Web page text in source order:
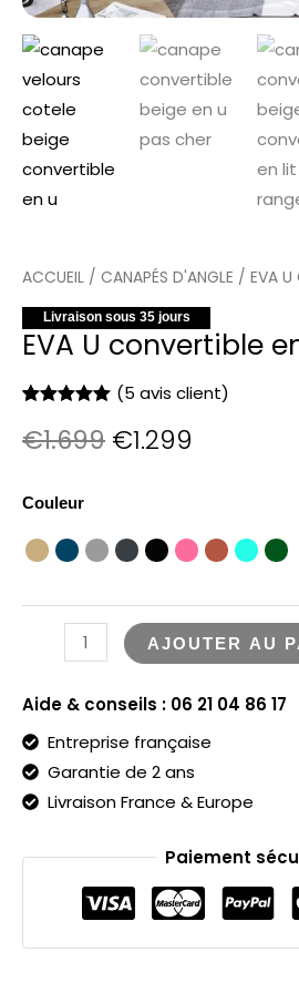
ACCUEIL / CANAPÉS D'ANGLE / EVA U
Livraison sous 35 jours
EVA U convertible
sur 5
basé sur
(5 avis client)
€1.699 €1.299
Couleur
AJOUTER AU
Aide & conseils : 06 21 04 86 17
Entreprise française
Garantie de 2 ans
Livraison France & Europe
Paiement